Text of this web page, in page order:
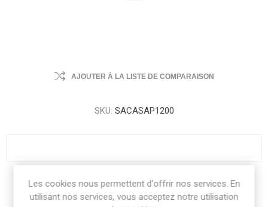
AJOUTER À LA LISTE DE COMPARAISON
SKU: SACASAP1200
Share:
Les cookies nous permettent d'offrir nos services. En
utilisant nos services, vous acceptez notre utilisation